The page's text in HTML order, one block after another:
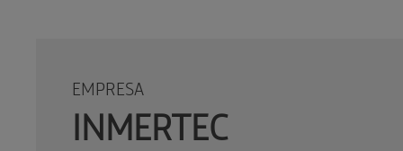
EMPRESA
INMERTEC